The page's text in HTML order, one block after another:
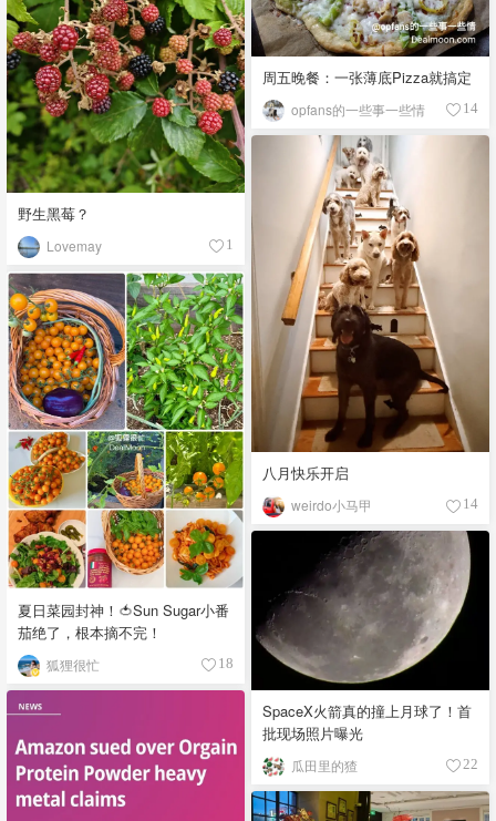
野生黑莓？
Lovemay 1
周五晚餐：一张薄底Pizza就搞定
opfans的一些事一些情 14
八月快乐开启
weirdo小马甲 14
夏日菜园封神！🍅Sun Sugar小番
茄绝了，根本摘不完！
狐狸很忙 18
SpaceX火箭真的撞上月球了！首
批现场照片曝光
瓜田里的猹 22